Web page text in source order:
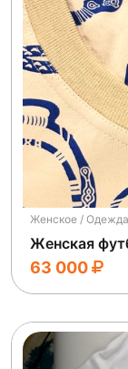
Женское /
Женская
63 000